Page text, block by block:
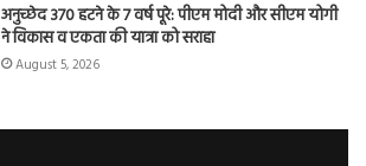
अनुच्छेद 370 हटने के 7 वर्ष पूरे: पीएम मोदी और सीएम योगी
ने विकास व एकता की यात्रा को सराहा
August 5, 2026